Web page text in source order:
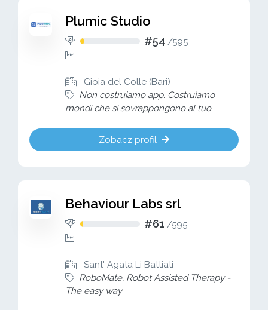
Plumic Studio
#54 /595
Gioia del Colle (Bari)
Non costruiamo app. Costruiamo
mondi che si sovrappongono al tuo
Zobacz profil
Behaviour Labs srl
#61 /595
Sant' Agata Li Battiati
RoboMate, Robot Assisted Therapy -
The easy way